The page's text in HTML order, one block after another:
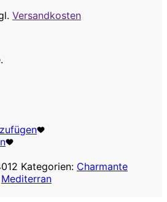
Versandkosten
Kategorien: Charmante
Mediterran